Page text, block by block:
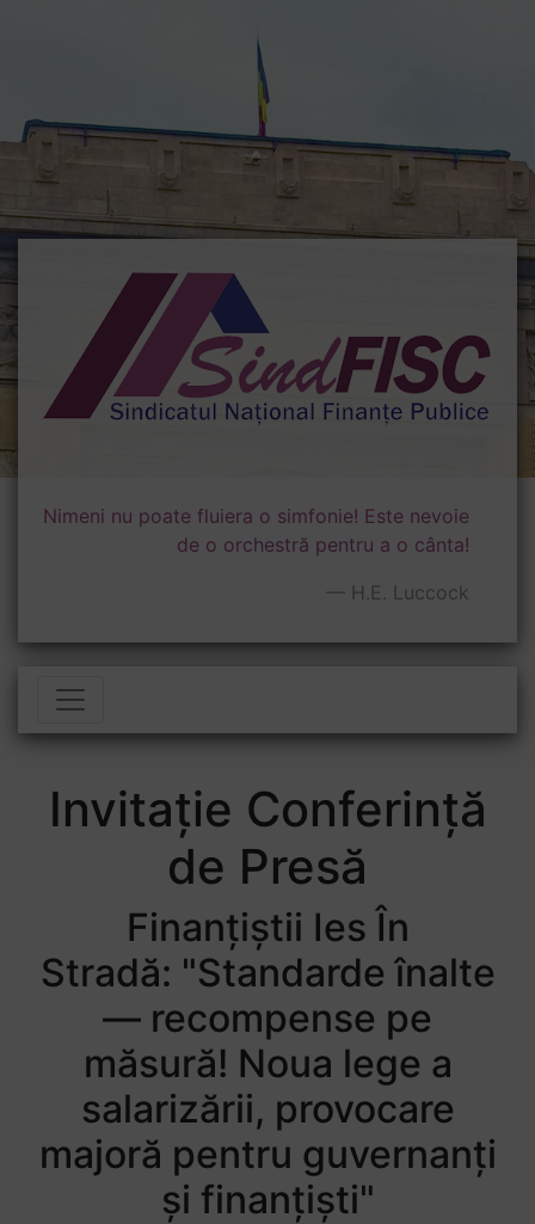
Nimeni nu poate fluiera o simfonie! Este nevoie
de o orchestră pentru a o cânta!
H.E. Luccock
Toggle navigation
Invitație Conferință
de Presă
Finanțiștii Ies În
Stradă: "Standarde înalte
— recompense pe
măsură! Noua lege a
salarizării, provocare
majoră pentru guvernanți
și finanțiști"